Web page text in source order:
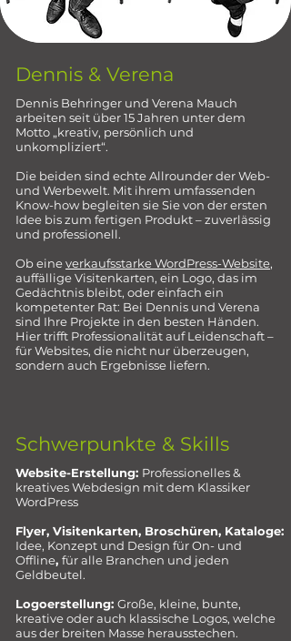
Dennis & Verena
Dennis Behringer und Verena Mauch
arbeiten seit über 15 Jahren unter dem
Motto „kreativ, persönlich und
unkompliziert“.
Die beiden sind echte Allrounder der Web-
und Werbewelt. Mit ihrem umfassenden
Know-how begleiten sie Sie von der ersten
Idee bis zum fertigen Produkt – zuverlässig
und professionell.
Ob eineverkaufsstarke WordPress-Website,
auffällige Visitenkarten, ein Logo, das im
Gedächtnis bleibt, oder einfach ein
kompetenter Rat: Bei Dennis und Verena
sind Ihre Projekte in den besten Händen.
Hier trifft Professionalität auf Leidenschaft –
für Websites, die nicht nur überzeugen,
sondern auch Ergebnisse liefern.
Schwerpunkte & Skills
Website-Erstellung: Professionelles &
kreatives Webdesign mit dem Klassiker
WordPress
Flyer, Visitenkarten, Broschüren, Kataloge:
Idee, Konzept und Design fürOn- und
Offline, für alle Branchen und jeden
Geldbeutel.
Logoerstellung: Große, kleine, bunte,
kreative oder auch klassische Logos, welche
aus der breiten Masse herausstechen.